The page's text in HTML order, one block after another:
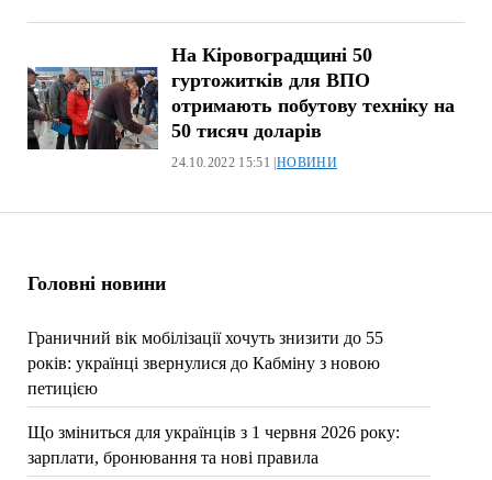
Головні новини
Граничний вік мобілізації хочуть знизити до 55
років: українці звернулися до Кабміну з новою
петицією
Що зміниться для українців з 1 червня 2026 року:
зарплати, бронювання та нові правила
На Кіровоградщині 50
гуртожитків для ВПО
отримають побутову техніку на
50 тисяч доларів
24.10.2022 15:51 | НОВИНИ